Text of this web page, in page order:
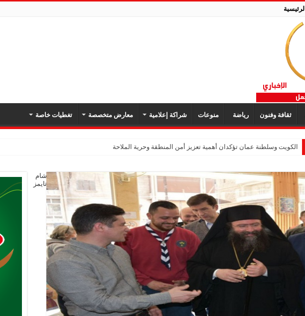
الرئيسية
ثقافة وفنون رياضة منوعات شراكة إعلامية معارض متخصصة تغطيات خاصة
الكويت وسلطنة عمان تؤكدان أهمية تعزيز أمن المنطقة وحرية الملاحة
شام
تايمز